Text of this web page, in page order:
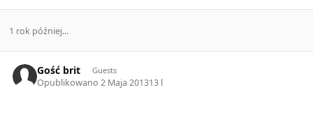
1 rok później...
Gość brit Guests
Opublikowano2 Maja 201313 l